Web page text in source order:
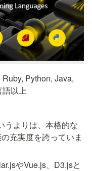
Python, Java,
以上
うよりは、本格的な
充実度を誇っていま
やVue.js、D3.jsと